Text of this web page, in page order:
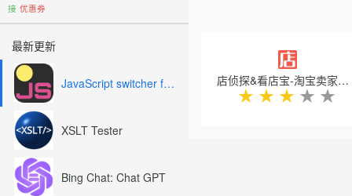
接 优惠券
最新更新
JavaScript switcher for SEO and development
XSLT Tester
Bing Chat: Chat GPT
店侦探&看店宝-淘宝卖家数据分析工具
★ ★ ★ ★ ★